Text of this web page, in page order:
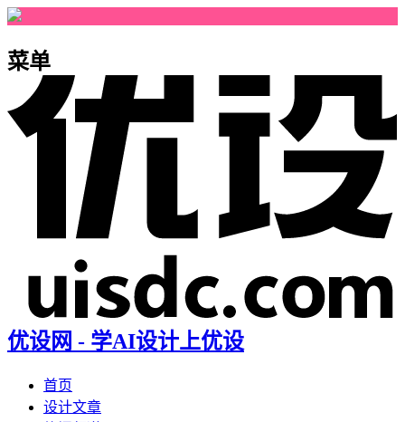
菜单
优设网 - 学AI设计上优设
首页
设计文章